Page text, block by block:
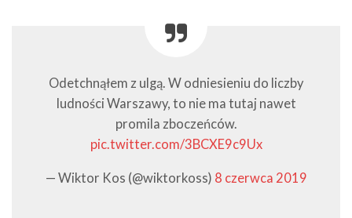
Odetchnąłem z ulgą. W odniesieniu do liczby
ludności Warszawy, to nie ma tutaj nawet
promila zboczeńców.
pic.twitter.com/3BCXE9c9Ux
— Wiktor Kos (@wiktorkoss) 8 czerwca 2019